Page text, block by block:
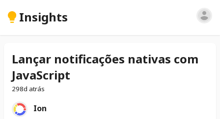
Insights
Lançar notificações nativas com
JavaScript
298d atrás
Ion